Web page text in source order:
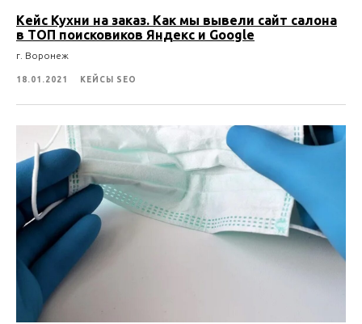
Кейс Кухни на заказ. Как мы вывели сайт салона
в ТОП поисковиков Яндекс и Google
г. Воронеж
18.01.2021 КЕЙСЫ SEO